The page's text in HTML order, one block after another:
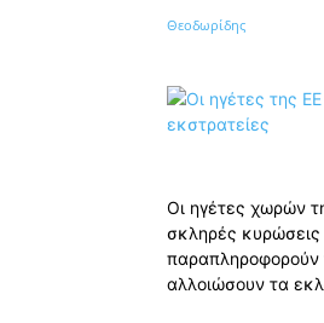
Κοινοποίηση
Οι ηγέτες χωρών
σκληρές κυρώσεις
παραπληροφορούν
αλλοιώσουν τα